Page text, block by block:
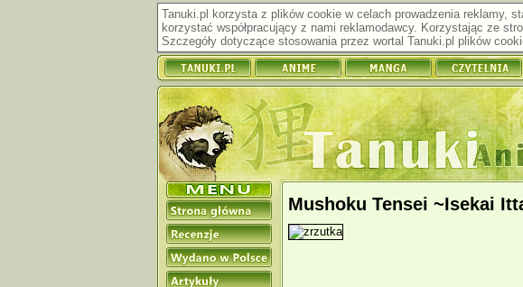
Tanuki.pl korzysta z plików cookie w celach prowadzenia reklamy,
korzystać współpracujący z nami reklamodawcy. Korzystając ze
Szczegóły dotyczące stosowania przez wortal Tanuki.pl plików
Mushoku Tensei ~Isekai